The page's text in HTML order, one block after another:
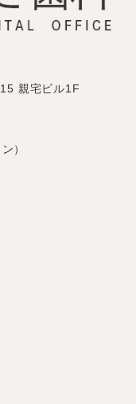
親宅ビル1F
）